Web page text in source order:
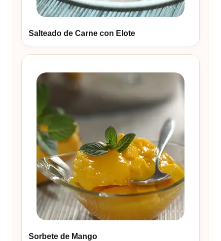
Salteado de Carne con Elote
Sorbete de Mango